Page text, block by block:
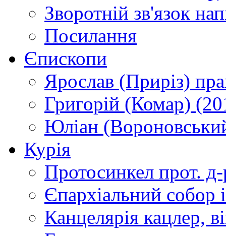
Зворотній зв'язок
Посилання
Єпископи
Ярослав (Приріз)
Григорій (Комар)
Юліан
Курія
Протосинкел прот.
Єпархіальний собор
Канцелярія кацлер,